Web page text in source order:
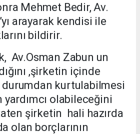
Mehmet Bedir, Av.
arayarak kendisi ile
bildirir.
Av.Osman Zabun un
,şirketin içinde
kurtulabilmesi
olabileceğini
şirketin hali hazırda
olan borçlarının